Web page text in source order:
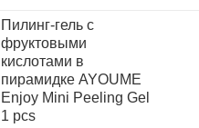
Пилинг-гель с
фруктовыми
кислотами в
пирамидке AYOUME
Enjoy Mini Peeling Gel
1 pcs